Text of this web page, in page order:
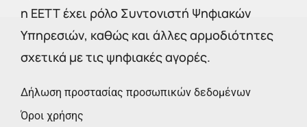
η ΕΕΤΤ έχει ρόλο Συντονιστή Ψηφιακών
Υπηρεσιών, καθώς και άλλες αρμοδιότητες
σχετικά με τις ψηφιακές αγορές.
Δήλωση προστασίας προσωπικών δεδομένων
Όροι χρήσης